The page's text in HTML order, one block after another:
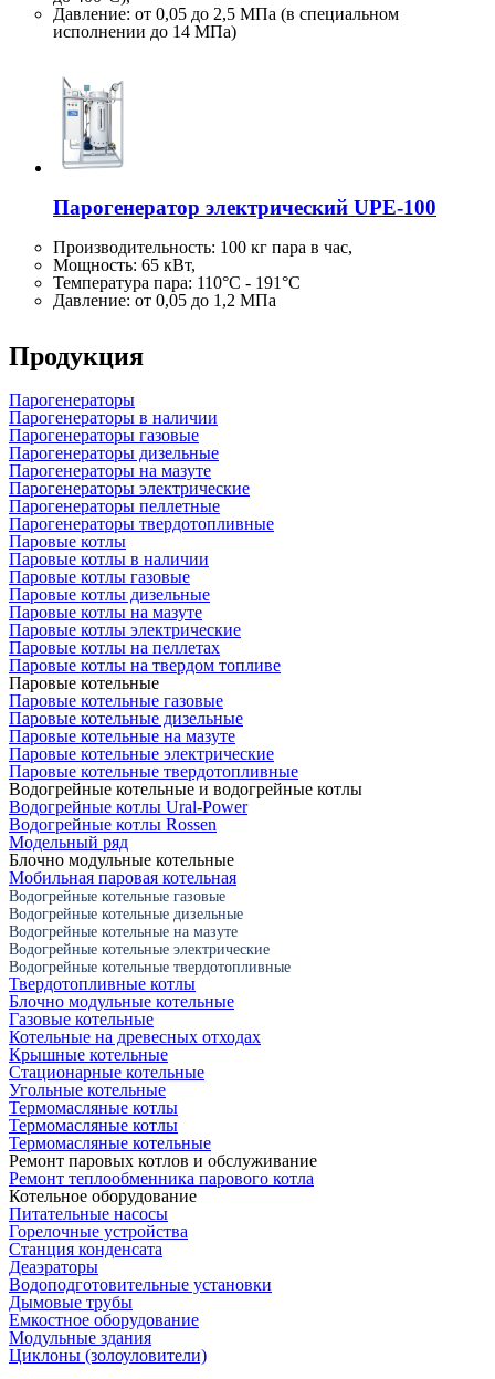
Давление: от 0,05 до 2,5 МПа (в специальном
исполнении до 14 МПа)
Парогенератор электрический UPE-100
Производительность: 100 кг пара в час,
Мощность: 65 кВт,
Температура пара: 110°C - 191°C
Давление: от 0,05 до 1,2 МПа
Продукция
Парогенераторы
Парогенераторы в наличии
Парогенераторы газовые
Парогенераторы дизельные
Парогенераторы на мазуте
Парогенераторы электрические
Парогенераторы пеллетные
Парогенераторы твердотопливные
Паровые котлы
Паровые котлы в наличии
Паровые котлы газовые
Паровые котлы дизельные
Паровые котлы на мазуте
Паровые котлы электрические
Паровые котлы на пеллетах
Паровые котлы на твердом топливе
Паровые котельные
Паровые котельные газовые
Паровые котельные дизельные
Паровые котельные на мазуте
Паровые котельные электрические
Паровые котельные твердотопливные
Водогрейные котельные и водогрейные котлы
Водогрейные котлы Ural-Power
Водогрейные котлы Rossen
Модельный ряд
Блочно модульные котельные
Мобильная паровая котельная
Водогрейные котельные газовые
Водогрейные котельные дизельные
Водогрейные котельные на мазуте
Водогрейные котельные электрические
Водогрейные котельные твердотопливные
Твердотопливные котлы
Блочно модульные котельные
Газовые котельные
Котельные на древесных отходах
Крышные котельные
Стационарные котельные
Угольные котельные
Термомасляные котлы
Термомасляные котлы
Термомасляные котельные
Ремонт паровых котлов и обслуживание
Ремонт теплообменника парового котла
Котельное оборудование
Питательные насосы
Горелочные устройства
Станция конденсата
Деаэраторы
Водоподготовительные установки
Дымовые трубы
Емкостное оборудование
Mодульные здания
Циклоны (золоуловители)